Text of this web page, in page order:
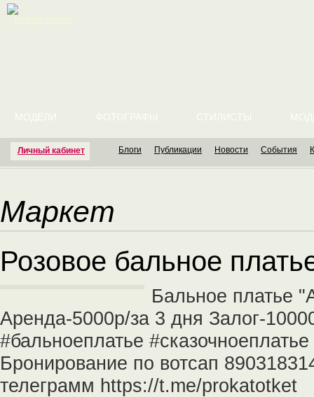
Личный кабинет
МОДЕЛИ ФОТОГРАФЫ СТИЛИСТЫ
Блоги Публикации Новости События
Маркет
Розовое бальное
Бальное платье
Аренда-5000р/за 3 дня Залог-
#бальноеплатье
Бронирование по вотсап
телеграмм https://t.me/prokatotket